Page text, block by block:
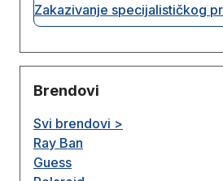
Zakazivanje specijalističkog
Brendovi
Svi brendovi >
Ray Ban
Guess